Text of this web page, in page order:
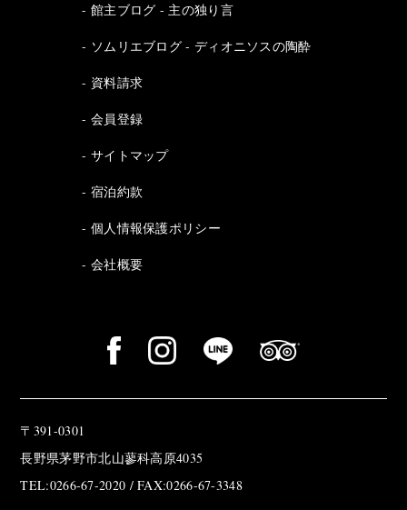
館主ブログ - 主の独り言
ソムリエブログ - ディオニソスの陶酔
資料請求
会員登録
サイトマップ
宿泊約款
個人情報保護ポリシー
会社概要
〒391-0301
長野県茅野市北山蓼科高原4035
TEL:0266-67-2020 / FAX:0266-67-3348